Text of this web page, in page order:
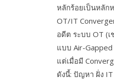
หลักร้อยเป็นหลัก
OT/IT
อดีต ระบบ OT (เ
แบบ Air-
แต่เมื่อมี
ดังนี้: ปัญหา ฝั่ง